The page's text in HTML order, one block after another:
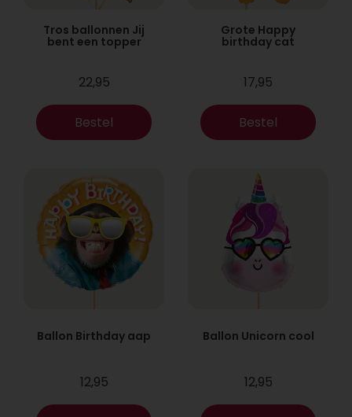
Tros ballonnen Jij
bent een topper
22,95
Bestel
Grote Happy
birthday cat
17,95
Bestel
Ballon Birthday aap
12,95
Ballon Unicorn cool
12,95